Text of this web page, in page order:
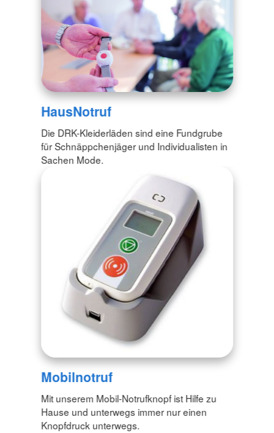
HausNotruf
Die DRK-Kleiderläden sind eine Fundgrube
für Schnäppchenjäger und Individualisten in
Sachen Mode.
Mobilnotruf
Mit unserem Mobil-Notrufknopf ist Hilfe zu
Hause und unterwegs immer nur einen
Knopfdruck unterwegs.